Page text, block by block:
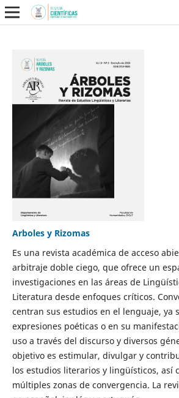
Arboles y Rizomas
Es una revista académica de acceso
arbitraje doble ciego, que ofrece un
investigaciones en las áreas de
Literatura desde enfoques críticos.
centran sus estudios en el lenguaje, ya
expresiones poéticas o en su
uso a través del discurso y diversos
objetivo es estimular, divulgar y
los estudios literarios y lingüísticos, así
múltiples zonas de convergencia. La